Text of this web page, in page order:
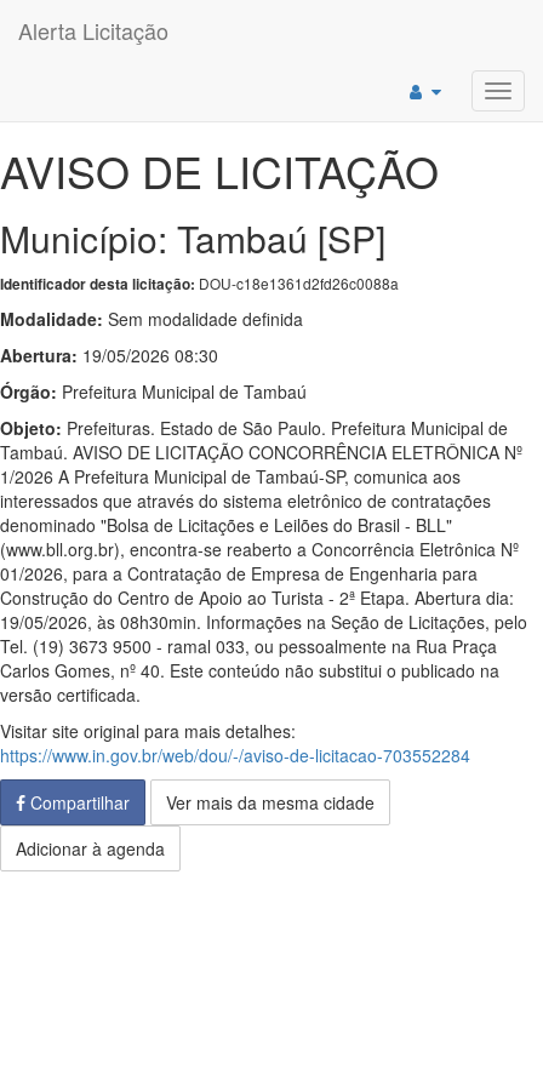
Alerta Licitação
AVISO DE LICITAÇÃO
Município: Tambaú [SP]
Identificador desta licitação: DOU-c18e1361d2fd26c0088a
Modalidade: Sem modalidade definida
Abertura: 19/05/2026 08:30
Órgão: Prefeitura Municipal de Tambaú
Objeto: Prefeituras. Estado de São Paulo. Prefeitura Municipal de
Tambaú. AVISO DE LICITAÇÃO CONCORRÊNCIA ELETRÔNICA Nº
1/2026 A Prefeitura Municipal de Tambaú-SP, comunica aos
interessados que através do sistema eletrônico de contratações
denominado "Bolsa de Licitações e Leilões do Brasil - BLL"
(www.bll.org.br), encontra-se reaberto a Concorrência Eletrônica Nº
01/2026, para a Contratação de Empresa de Engenharia para
Construção do Centro de Apoio ao Turista - 2ª Etapa. Abertura dia:
19/05/2026, às 08h30min. Informações na Seção de Licitações, pelo
Tel. (19) 3673 9500 - ramal 033, ou pessoalmente na Rua Praça
Carlos Gomes, nº 40. Este conteúdo não substitui o publicado na
versão certificada.
Visitar site original para mais detalhes:
https://www.in.gov.br/web/dou/-/aviso-de-licitacao-703552284
Compartilhar
Ver mais da mesma cidade
Adicionar à agenda